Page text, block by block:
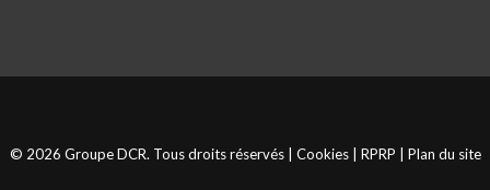
© 2026 Groupe DCR. Tous droits réservés | Cookies| RPRP Plan du site